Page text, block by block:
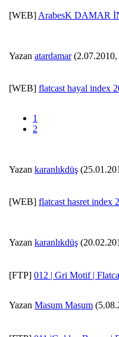
[WEB] ArabesK DAMAR
Yazan atardamar(2.07.2010,
[WEB] flatcast hayal index
1
2
Yazan karanlıkdüş
[WEB] flatcast hasret index
Yazan karanlıkdüş
[FTP] 012 | Gri Motif |
Yazan Masum Masum